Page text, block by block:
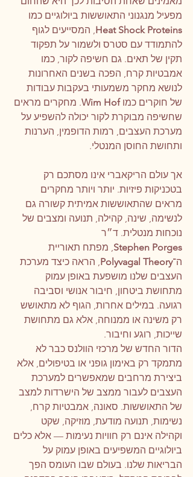
מפעיל מנגנוני התאוששות ביולוגיים כמו
Heat Shock Proteins, המסייעים לגוף
להתמודד עם סטרס ולשמור על תפקוד
תקין של תאים. גם חשיפה לקור, כמו
אמבטיות קרח, הפכה בשנים האחרונות
לנושא מחקר משמעותי בעקבות עבודות
של חוקרים כמו Wim Hof
. מחקרים מראים
שחשיפה מבוקרת לקור יכולה להשפיע על
מערכת העצבים, רמות הדופמין, הערנות
ותחושת החוסן המנטלי.
אך עולם הריקאברי אינו מסתכם רק
בטכניקות פיזיות. יותר ויותר מחקרים
מראים שהתאוששות אמיתית קשורה גם
לנשימה, שינה, קהילה, תנועה ומצבים של
נוכחות מנטלית. ד״ר
Stephen Porges, מפתח תאוריית
ה־Polyvagal Theory, הראה כיצד מערכת
העצבים שלנו מושפעת באופן עמוק
מתחושת ביטחון, חיבור אנושי וסביבה
רגועה. במילים אחרות, הגוף לא מתאושש
רק משינה או ממנוחה, אלא גם מתחושת
שייכות, רוגע וחיבור.
הדור החדש של מרכזי הוולנס כבר לא
מתמקד רק באימון גופני או בטיפולים, אלא
ביצירת מרחבים שמאפשרים למערכת
העצבים לעבור ממצב של הישרדות למצב
של התאוששות. סאונה, אמבטיות קרח,
נשימות, תנועה מודעת, מוזיקה, שקט
וקהילה אינם רק חוויות נעימות — אלא כלים
ביולוגיים המשפיעים באופן עמוק על
הבריאות שלנו. בעולם שבו העומס הפך